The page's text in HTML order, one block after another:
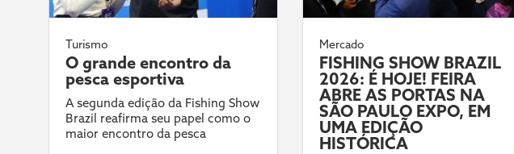
Turismo
O grande encontro da
pesca esportiva
A segunda edição da Fishing Show
Brazil reafirma seu papel como o
maior encontro da pesca
Mercado
FISHING SHOW BRAZIL
2026: É HOJE! FEIRA
ABRE AS PORTAS NA
SÃO PAULO EXPO, EM
UMA EDIÇÃO
HISTÓRICA